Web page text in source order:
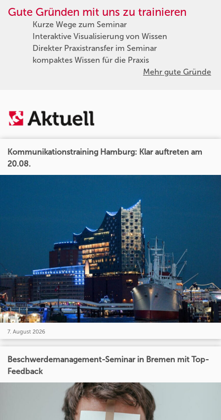
Gute Gründen mit uns zu trainieren
Kurze Wege zum Seminar
Interaktive Visualisierung von Wissen
Direkter Praxistransfer im Seminar
kompaktes Wissen für die Praxis
Mehr gute Gründe
Kommunikationstraining Hamburg: Klar auftreten am
20.08.
7. August 2026
Beschwerdemanagement-Seminar in Bremen mit Top-
Feedback